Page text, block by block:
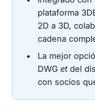
plataforma
2D a 3D,
cadena
La mejor
DWG etdel
con socios